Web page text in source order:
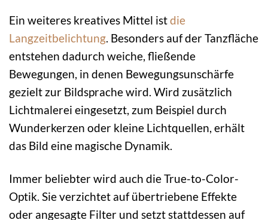
Ein weiteres kreatives Mittel istdie
Langzeitbelichtung. Besonders auf der Tanzfläche
entstehen dadurch weiche, fließende
Bewegungen, in denen Bewegungsunschärfe
gezielt zur Bildsprache wird. Wird zusätzlich
Lichtmalerei eingesetzt, zum Beispiel durch
Wunderkerzen oder kleine Lichtquellen, erhält
das Bild eine magische Dynamik.
Immer beliebter wird auch die True-to-Color-
Optik. Sie verzichtet auf übertriebene Effekte
oder angesagte Filter und setzt stattdessen auf